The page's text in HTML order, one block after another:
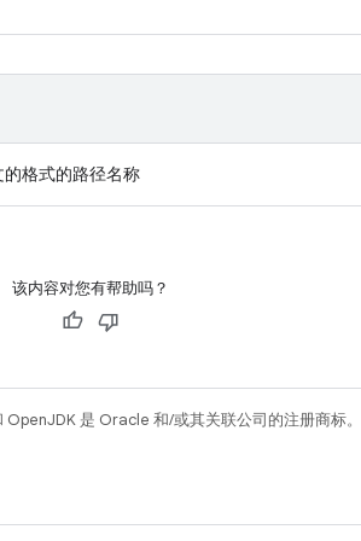
格式的路径名称
该内容对您有帮助吗？
OpenJDK 是 Oracle 和/或其关联公司的注册商标。